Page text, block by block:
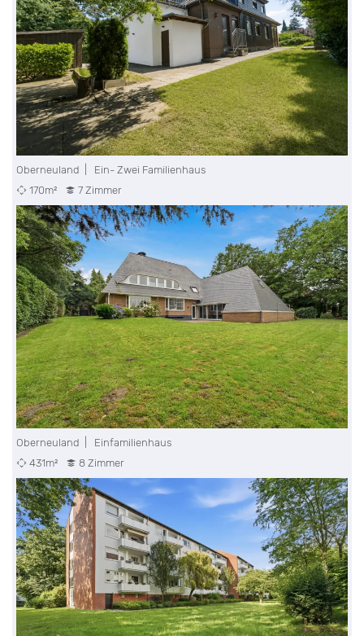
Oberneuland | Ein- Zwei Familienhaus
170m²
7 Zimmer
Oberneuland | Einfamilienhaus
431m²
8 Zimmer